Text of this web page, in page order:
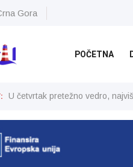
Gora
POČETNA
U četvrtak pretežno vedro,